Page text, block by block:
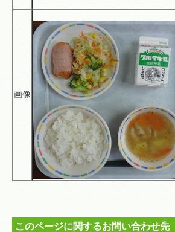
画像
このページに関するお問い合わせ先